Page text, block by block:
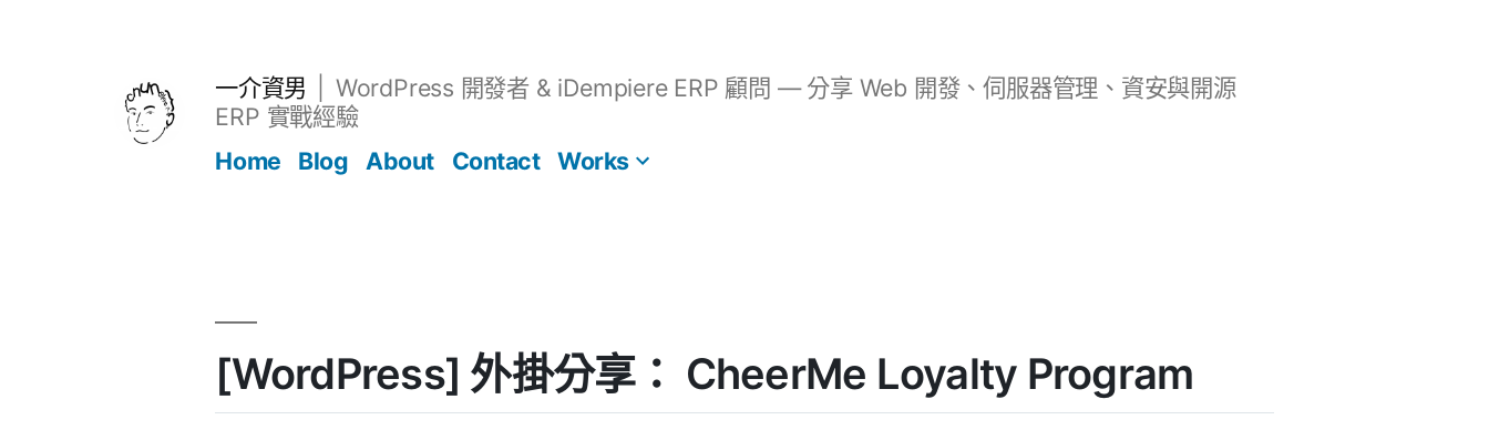
一介資男
WordPress 開發者 & iDempiere ERP 顧問 — 分享 Web 開發、伺服器管理、資安與開源
ERP 實戰經驗
Home
Blog About Contact Works
[WordPress] 外掛分享： CheerMe Loyalty Program